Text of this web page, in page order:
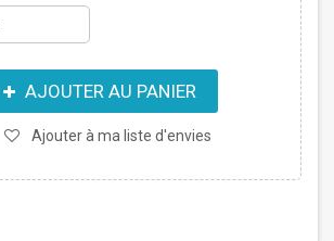
AJOUTER AU PANIER
Ajouter à ma liste d'envies